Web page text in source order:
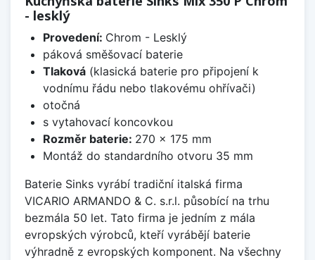
- lesklý
Provedení: Chrom - Lesklý
páková směšovací baterie
Tlaková(klasická baterie pro připojení k
vodnímu řádu nebo tlakovému ohřívači)
otočná
s vytahovací koncovkou
Rozměr baterie: 270 x 175 mm
Montáž do standardního otvoru 35 mm
Baterie Sinks vyrábí tradiční italská firma
VICARIO ARMANDO & C. s.r.l. působící na trhu
bezmála 50 let. Tato firma je jedním z mála
evropských výrobců, kteří vyrábějí baterie
výhradně z evropských komponent. Na všechny